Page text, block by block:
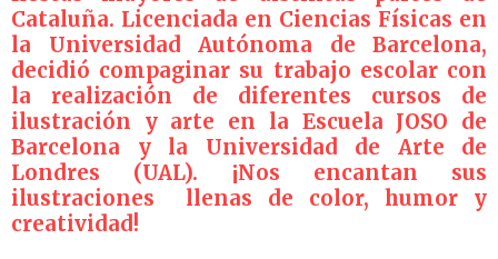
Cataluña. Licenciada en Ciencias Físicas en
la Universidad Autónoma de Barcelona,
decidió compaginar su trabajo escolar con
la realización de diferentes cursos de
ilustración y arte en la Escuela JOSO de
Barcelona y la Universidad de Arte de
Londres (UAL). ¡Nos encantan sus
ilustraciones llenas de color, humor y
creatividad!